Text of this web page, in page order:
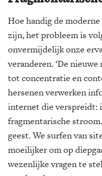
Hoe handig de
zijn, het probleem is
onvermijdelijk onze
veranderen. ‘De
tot concentratie en
hersenen verwerken
internet die verspreidt:
fragmentarische
geest. We surfen van
moeilijker om op
wezenlijke vragen te